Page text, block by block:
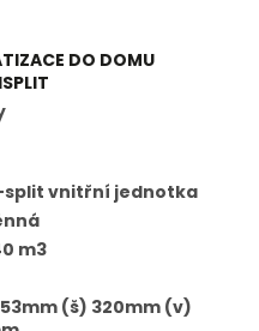
DO DOMU
vnitřní jednotka
m3
(š) 320mm (v)